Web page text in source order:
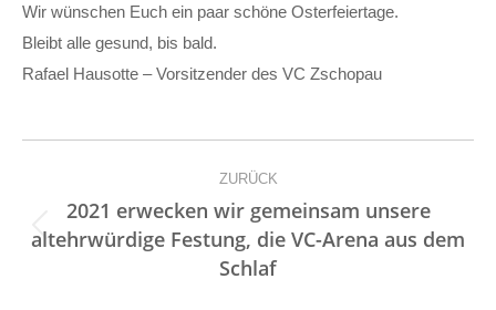
Wir wünschen Euch ein paar schöne Osterfeiertage.
Bleibt alle gesund, bis bald.
Rafael Hausotte – Vorsitzender des VC Zschopau
Kommentarnavigation
ZURÜCK
Vorheriger
Beitrag:
2021 erwecken wir gemeinsam unsere
altehrwürdige Festung, die VC-Arena aus dem
Schlaf